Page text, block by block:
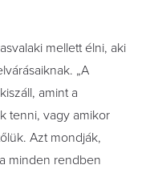
mellett élni, aki
„A
amint a
tenni, vagy amikor
Azt mondják,
minden rendben